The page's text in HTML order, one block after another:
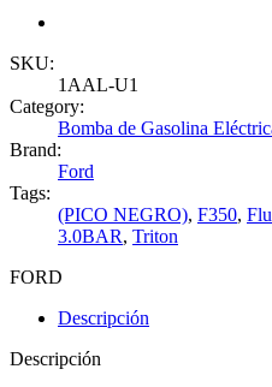
SKU:
1AAL-U1
Category:
Bomba de Gasolina
Brand:
Ford
Tags:
(PICO NEGRO), F350,
3.0BAR, Triton
FORD
Descripción
Descripción